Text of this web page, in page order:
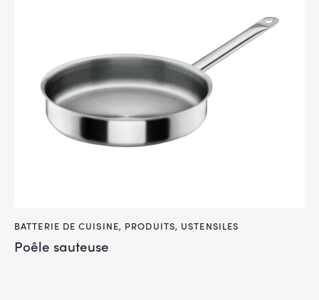
BATTERIE DE CUISINE, PRODUITS, USTENSILES
Poêle sauteuse